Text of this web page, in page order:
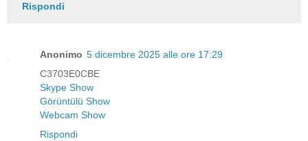
Rispondi
Anonimo 5 dicembre 2025 alle ore 17:29
C3703E0CBE
Skype Show
Görüntülü Show
Webcam Show
Rispondi